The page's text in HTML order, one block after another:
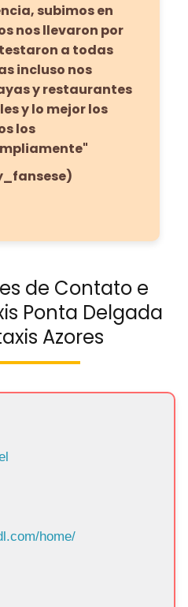
subimos en
nos llevaron por
a todas
incluso nos
y restaurantes
y lo mejor los
los
de Contato e
Ponta Delgada
Azores
home/